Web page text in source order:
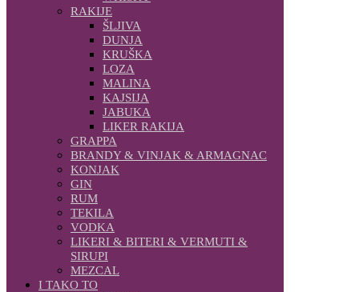
RAKIJE
ŠLJIVA
DUNJA
KRUŠKA
LOZA
MALINA
KAJSIJA
JABUKA
LIKER RAKIJA
GRAPPA
BRANDY & VINJAK & ARMAGNAC
KONJAK
GIN
RUM
TEKILA
VODKA
LIKERI & BITERI & VERMUTI &
SIRUPI
MEZCAL
I TAKO TO